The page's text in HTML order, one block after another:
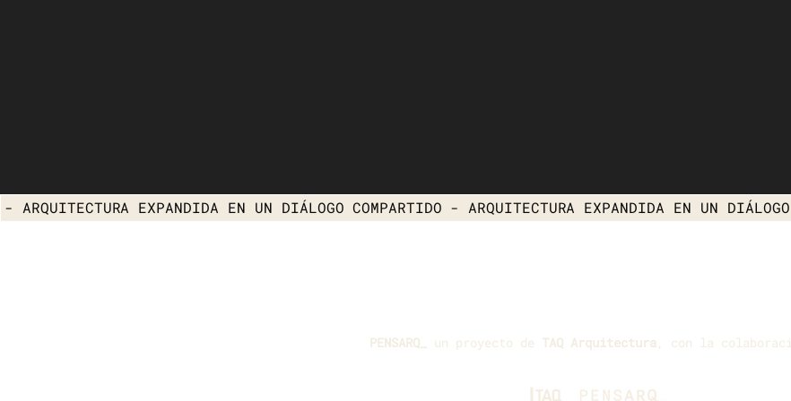
- ARQUITECTURA EXPANDIDA EN UN DIÁLOGO COMPARTIDO - ARQUITECTURA EXPANDIDA EN UN DIÁLOGO
PENSARQ_ un proyecto de TAQ Arquitectura, con la